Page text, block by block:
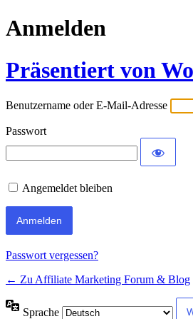
Anmelden
Präsentiert von
Benutzername oder E-Mail-Adresse
Passwort
Angemeldet bleiben
Passwort vergessen?
← Zu Affiliate Marketing Forum & Blog
Sprache